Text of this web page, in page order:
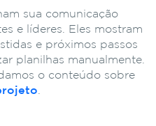
sua comunicação
e líderes. Eles mostram
e próximos passos
planilhas manualmente.
o conteúdo sobre